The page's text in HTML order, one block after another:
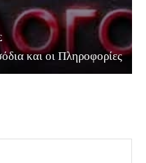
και οι Πληροφορίες